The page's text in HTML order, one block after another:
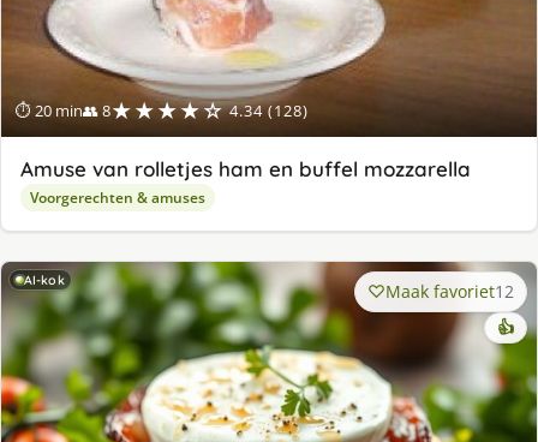
⏱ 20 min👥 8★★★★☆ 4.34 (128)
Amuse van rolletjes ham en buffel mozzarella
Voorgerechten & amuses
AI-kok Maak favoriet12
👍